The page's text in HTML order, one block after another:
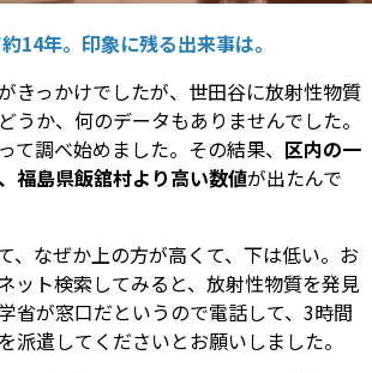
14年。印象に残る出来事は。
きっかけでしたが、世田谷に放射性物質
うか、何のデータもありませんでした。
て調べ始めました。その結果、 区内の一
福島県飯舘村より高い数値が出たんで
、なぜか上の方が高くて、下は低い。お
ット検索してみると、放射性物質を発見
省が窓口だというので電話して、3時間
派遣してくださいとお願いしました。